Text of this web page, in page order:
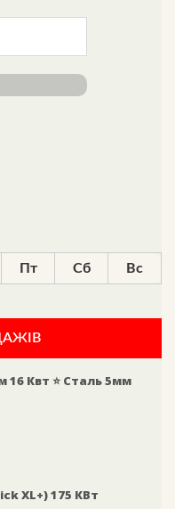
Пт Сб Вс
16 Квт ⭐ Сталь 5мм
XL+) 175 КВт